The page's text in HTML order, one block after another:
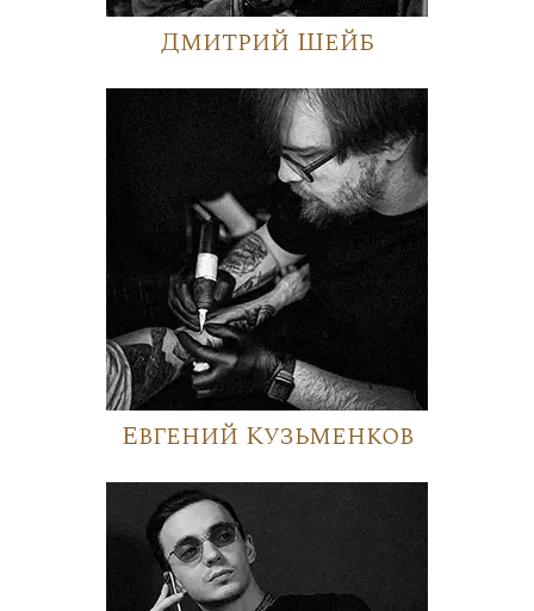
Дмитрий Шейб
Евгений Кузьменков